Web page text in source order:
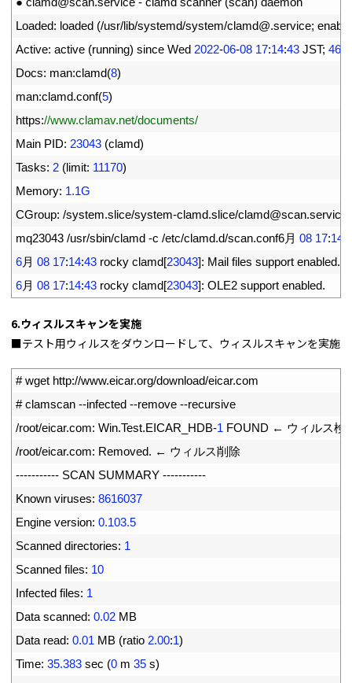
Loaded: loaded (/usr/lib/systemd/system/clamd@.service;
Active: active (running) since Wed 2022-06-08 17:14:43 JST; 46s
Docs: man:clamd(8)
man:clamd.conf(5)
https://www.clamav.net/documents/
Main PID: 23043 (clamd)
Tasks: 2 (limit: 11170)
Memory: 1.1G
CGroup: /system.slice/system-clamd.slice/clamd@scan.service
mq23043 /usr/sbin/clamd -c /etc/clamd.d/scan.conf6月 08 17:14
6月 08 17:14:43 rocky clamd[23043]: Mail files support enabled.
6月 08 17:14:43 rocky clamd[23043]: OLE2 support enabled.
6.ウィスルスキャンを実施
■テスト用ウィルスをダウンロードして、ウィスルスキャンを実施
# wget http://www.eicar.org/download/eicar.com
# clamscan --infected --remove --recursive
/root/eicar.com: Win.Test.EICAR_HDB-1 FOUND ← ウィルス検
/root/eicar.com: Removed. ← ウィルス削除
----------- SCAN SUMMARY -----------
Known viruses: 8616037
Engine version: 0.103.5
Scanned directories: 1
Scanned files: 10
Infected files: 1
Data scanned: 0.02 MB
Data read: 0.01 MB (ratio 2.00:1)
Time: 35.383 sec (0 m 35 s)